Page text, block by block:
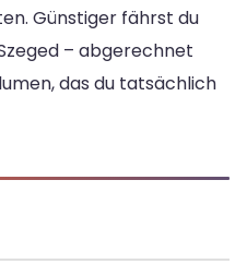
Günstiger fährst du
– abgerechnet
das du tatsächlich